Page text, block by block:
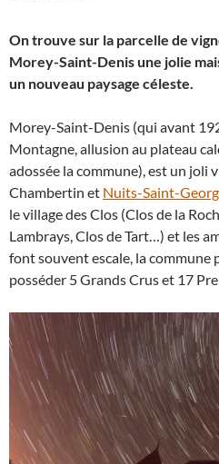
On trouve sur la parcelle de
Morey-Saint-Denis une jolie
un nouveau paysage céleste.
Morey-Saint-Denis (qui avant
Montagne, allusion au plateau
adossée la commune), est un joli
Chambertin et Nuits-Saint-
le village des Clos (Clos de la
Lambrays, Clos de Tart…) et les
font souvent escale, la commune
posséder 5 Grands Crus et 17